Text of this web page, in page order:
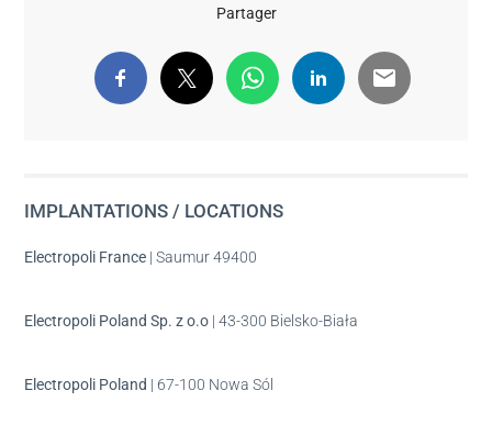
Partager
IMPLANTATIONS / LOCATIONS
Electropoli France | Saumur 49400
Electropoli Poland Sp. z o.o | 43-300 Bielsko-Biała
Electropoli Poland | 67-100 Nowa Sól